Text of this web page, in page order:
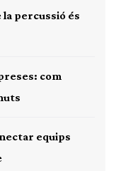
percussió és
com
equips